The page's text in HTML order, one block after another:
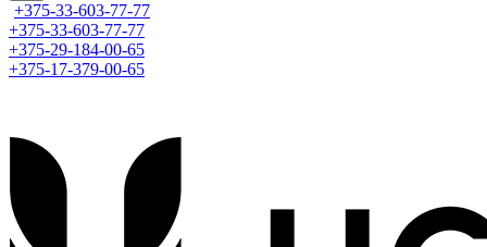
+375-33-603-77-77
+375-33-603-77-77
+375-29-184-00-65
+375-17-379-00-65